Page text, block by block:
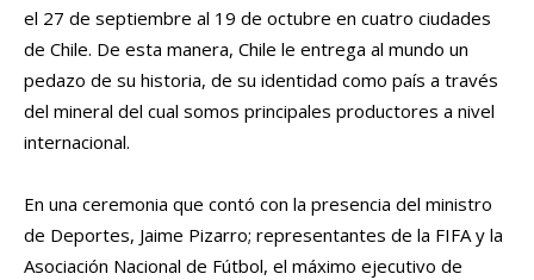
el 27 de septiembre al 19 de octubre en cuatro ciudades
de Chile. De esta manera, Chile le entrega al mundo un
pedazo de su historia, de su identidad como país a través
del mineral del cual somos principales productores a nivel
internacional.
En una ceremonia que contó con la presencia del ministro
de Deportes, Jaime Pizarro; representantes de la FIFA y la
Asociación Nacional de Fútbol, el máximo ejecutivo de